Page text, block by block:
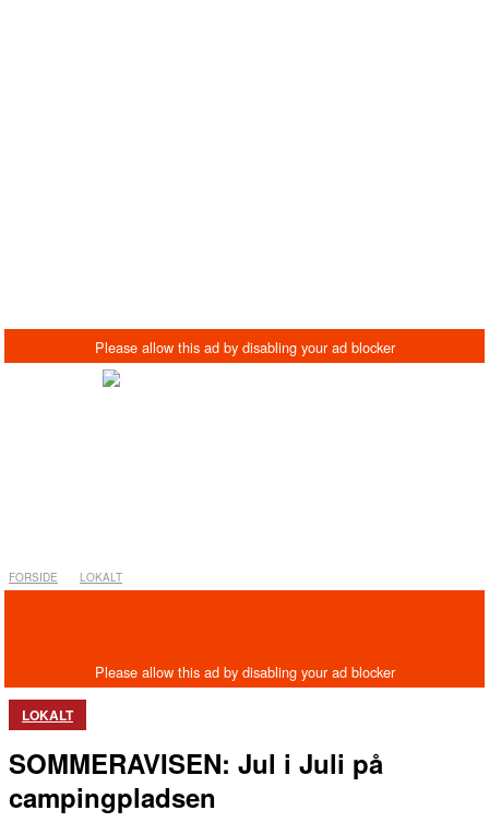
FORSIDE LOKALT
LOKALT
SOMMERAVISEN: Jul i Juli på
campingpladsen